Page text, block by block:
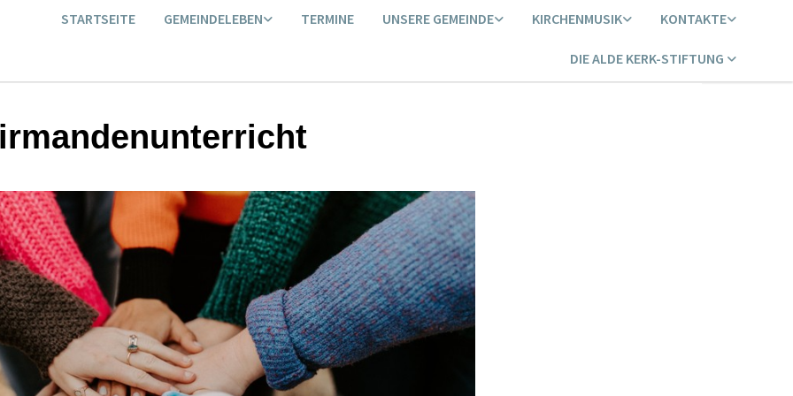
STARTSEITE GEMEINDELEBEN TERMINE UNSERE GEMEINDE KIRCHENMUSIK KONTAKTE
DIE ALDE KERK-STIFTUNG